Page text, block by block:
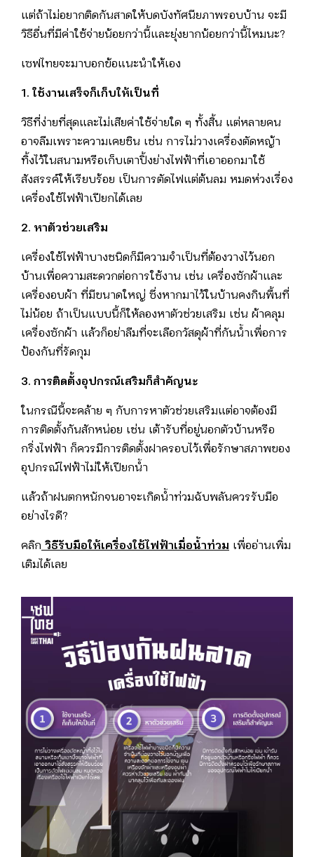
แต่ถ้าไม่อยากติดกันสาดให้บดบังทัศนียภาพรอบบ้าน จะมี
วิธีอื่นที่มีค่าใช้จ่ายน้อยกว่านี้และยุ่งยากน้อยกว่านี้ไหมนะ?
เซฟไทยจะมาบอกข้อแนะนำให้เอง
1. ใช้งานเสร็จก็เก็บให้เป็นที่
วิธีที่ง่ายที่สุดและไม่เสียค่าใช้จ่ายใด ๆ ทั้งสิ้น แต่หลายคน
อาจลืมเพราะความเคยชิน เช่น การไม่วางเครื่องตัดหญ้า
ทิ้งไว้ในสนามหรือเก็บเตาปิ้งย่างไฟฟ้าที่เอาออกมาใช้
สังสรรค์ให้เรียบร้อย เป็นการตัดไฟแต่ต้นลม หมดห่วงเรื่อง
เครื่องใช้ไฟฟ้าเปียกได้เลย
2. หาตัวช่วยเสริม
เครื่องใช้ไฟฟ้าบางชนิดก็มีความจำเป็นที่ต้องวางไว้นอก
บ้านเพื่อความสะดวกต่อการใช้งาน เช่น เครื่องซักผ้าและ
เครื่องอบผ้า ที่มีขนาดใหญ่ ซึ่งหากมาไว้ในบ้านคงกินพื้นที่
ไม่น้อย ถ้าเป็นแบบนี้ก็ให้ลองหาตัวช่วยเสริม เช่น ผ้าคลุม
เครื่องซักผ้า แล้วก็อย่าลืมที่จะเลือกวัสดุผ้าที่กันน้ำเพื่อการ
ป้องกันที่รัดกุม
3. การติดตั้งอุปกรณ์เสริมก็สำคัญนะ
ในกรณีนี้จะคล้าย ๆ กับการหาตัวช่วยเสริมแต่อาจต้องมี
การติดตั้งกันสักหน่อย เช่น เต้ารับที่อยู่นอกตัวบ้านหรือ
กริ่งไฟฟ้า ก็ควรมีการติดตั้งฝาครอบไว้เพื่อรักษาสภาพของ
อุปกรณ์ไฟฟ้าไม่ให้เปียกน้ำ
แล้วถ้าฝนตกหนักจนอาจะเกิดน้ำท่วมฉับพลันควรรับมือ
อย่างไรดี?
คลิก วิธีรับมือให้เครื่องใช้ไฟฟ้าเมื่อน้ำท่วม เพื่ออ่านเพิ่ม
เติมได้เลย